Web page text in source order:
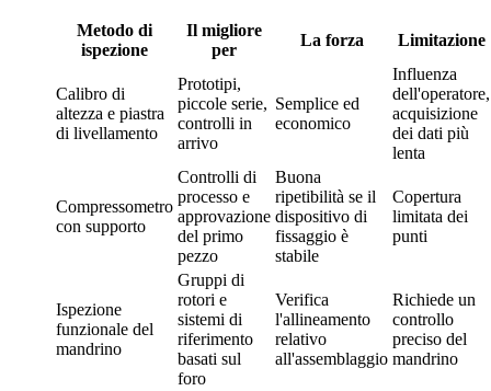
Metodo di
ispezione
Il migliore
per
La forza Limitazione
Calibro di
altezza e piastra
di livellamento
Prototipi,
piccole serie,
controlli in
arrivo
Semplice ed
economico
Influenza
dell'operatore,
acquisizione
dei dati più
lenta
Compressometro
con supporto
Controlli di
processo e
approvazione
del primo
pezzo
Buona
ripetibilità se il
dispositivo di
fissaggio è
stabile
Copertura
limitata dei
punti
Ispezione
funzionale del
mandrino
Gruppi di
rotori e
sistemi di
riferimento
basati sul
foro
Verifica
l'allineamento
relativo
all'assemblaggio
Richiede un
controllo
preciso del
mandrino